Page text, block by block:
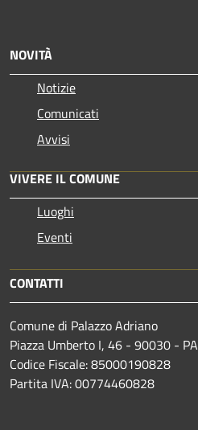
NOVITÀ
Notizie
Comunicati
Avvisi
VIVERE IL COMUNE
Luoghi
Eventi
CONTATTI
Comune di Palazzo Adriano
Piazza Umberto I, 46 - 90030 - PA
Codice Fiscale: 85000190828
Partita IVA: 00774460828